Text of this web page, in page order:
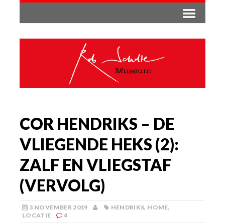
COR HENDRIKS – DE
VLIEGENDE HEKS (2):
ZALF EN VLIEGSTAF
(VERVOLG)
3 NOVEMBER 2019 HENDRIKS, HOME,
LOCATIE
4